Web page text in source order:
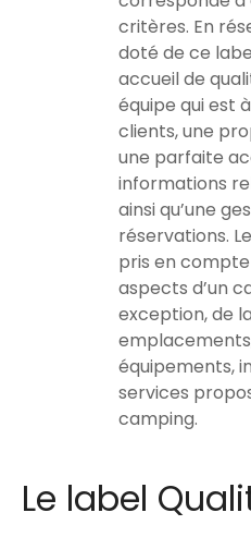
critères. En
doté de ce
accueil de
équipe qui est
clients, une
une parfaite
informations
ainsi qu’une
réservations.
pris en
aspects d’un
exception, de
équipements,
services
camping.
Le label